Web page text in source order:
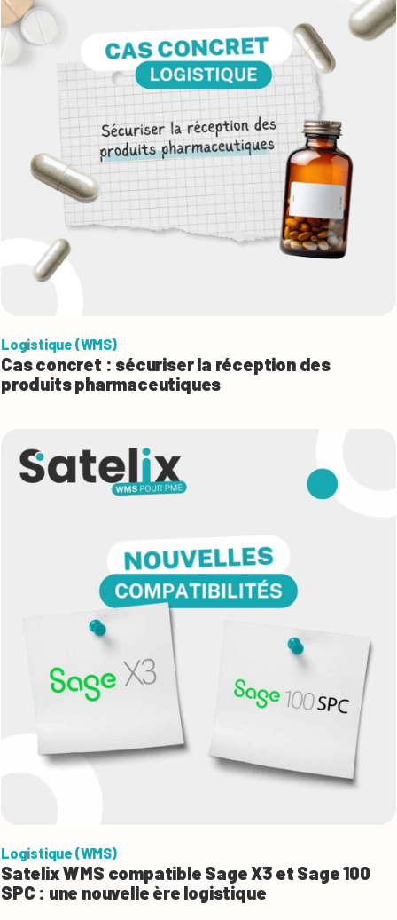
Logistique (WMS)
Cas concret : sécuriser la réception des
produits pharmaceutiques
Logistique (WMS)
Satelix WMS compatible Sage X3 et Sage 100
SPC : une nouvelle ère logistique